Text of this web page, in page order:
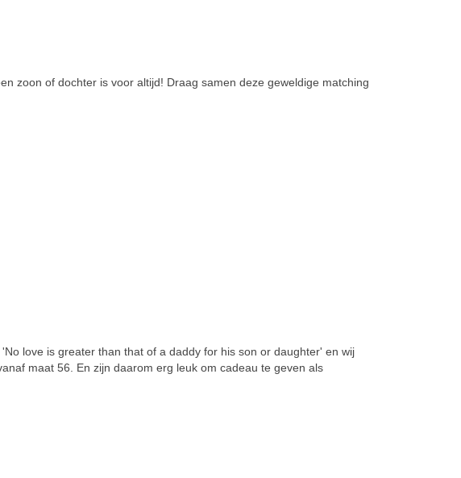
zoon of dochter is voor altijd! Draag samen deze geweldige matching
love is greater than that of a daddy for his son or daughter' en wij
maat 56. En zijn daarom erg leuk om cadeau te geven als